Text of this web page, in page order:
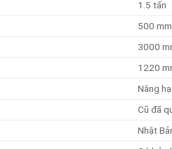
1.5 tấn
500 mm
3000
1220
Nâng
Cũ đã
Nhật